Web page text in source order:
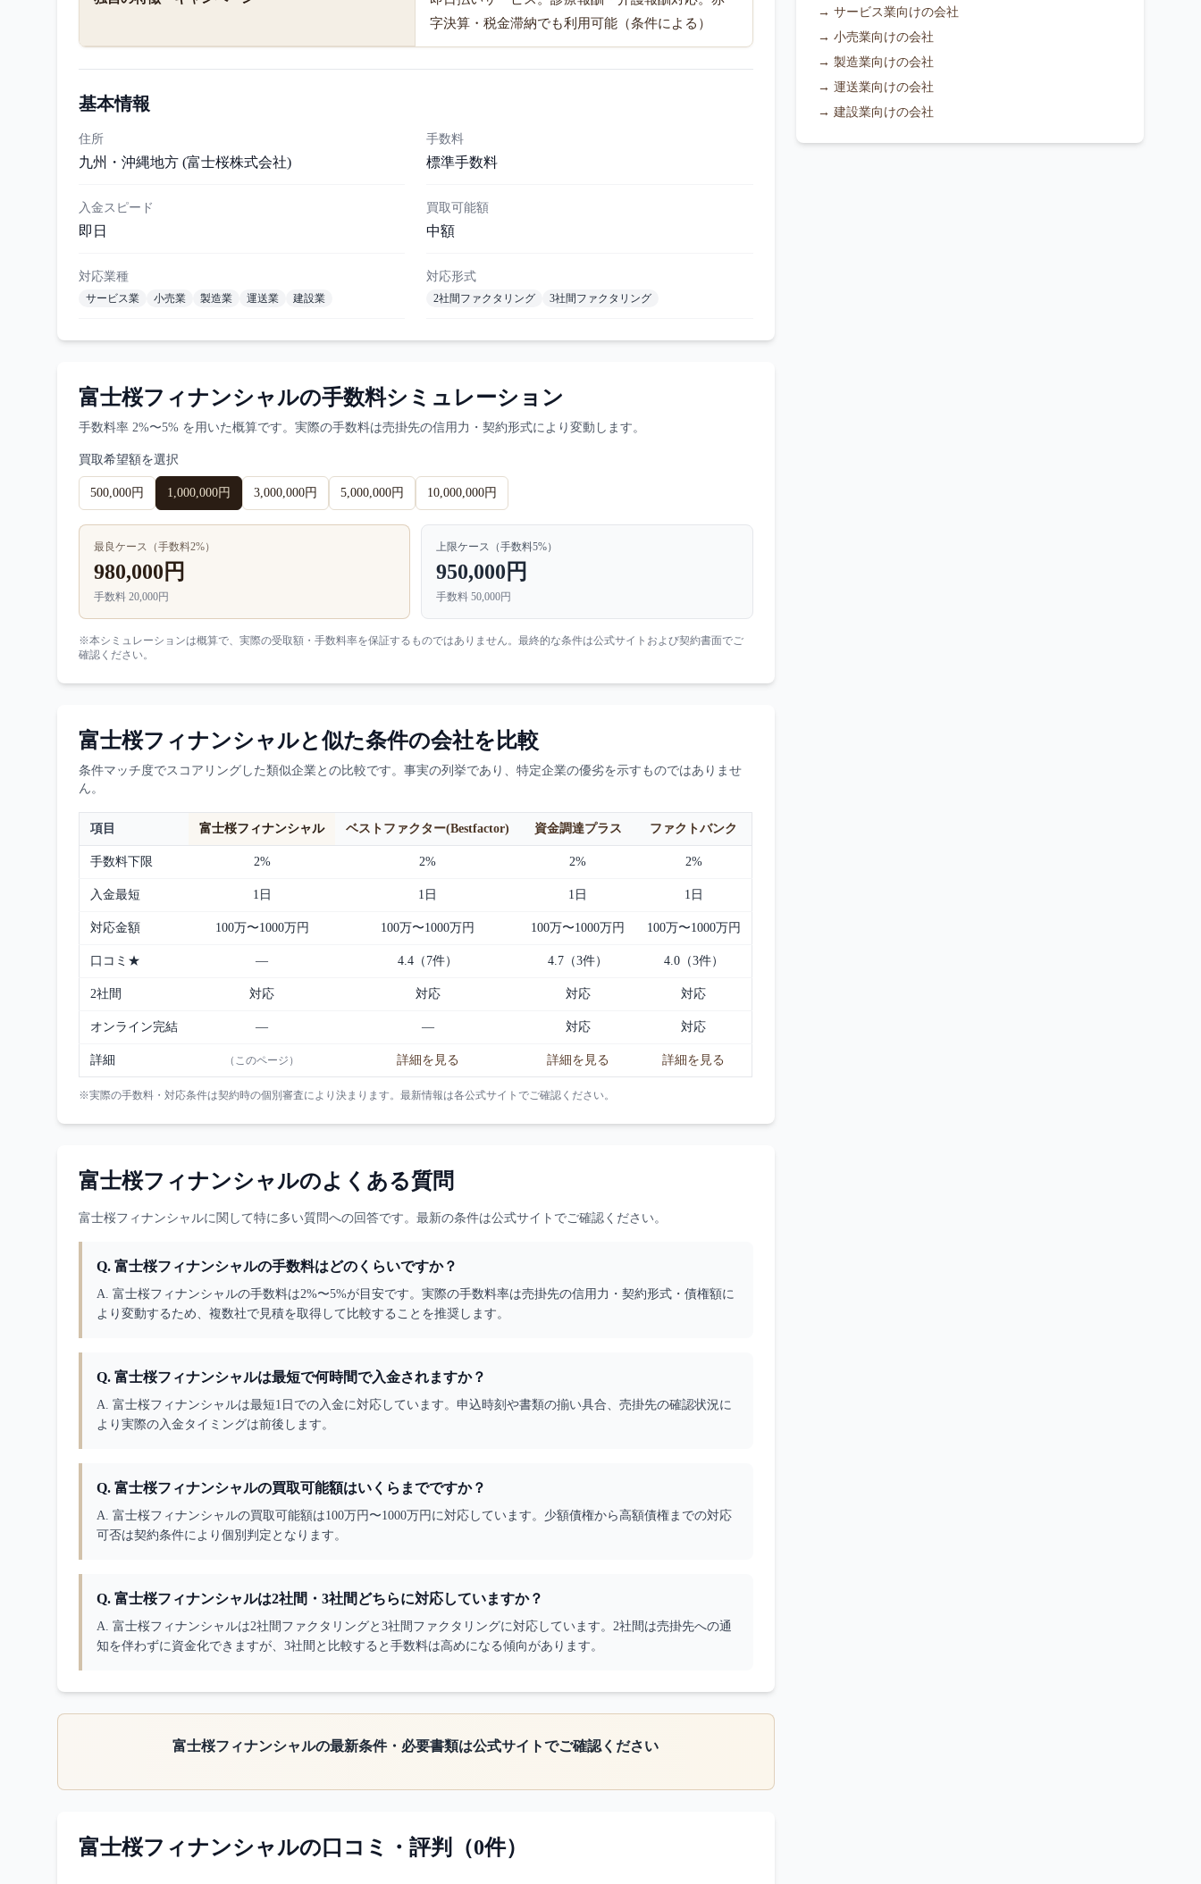
字決算・税金滞納でも利用可能（条件による）
基本情報
住所
九州・沖縄地方 (富士桜株式会社)
手数料
標準手数料
入金スピード
即日
買取可能額
中額
対応業種
サービス業 小売業 製造業 運送業 建設業
対応形式
2社間ファクタリング 3社間ファクタリング
富士桜フィナンシャルの手数料シミュレーション
手数料率 2%〜5% を用いた概算です。実際の手数料は売掛先の信用力・契約形式により変動します。
買取希望額を選択
500,000円 1,000,000円 3,000,000円 5,000,000円 10,000,000円
最良ケース（手数料2%）
980,000円
手数料 20,000円
上限ケース（手数料5%）
950,000円
手数料50,000円
※本シミュレーションは概算で、実際の受取額・手数料率を保証するものではありません。最終的な条件は公式サイトおよび契約書面でご
確認ください。
富士桜フィナンシャルと似た条件の会社を比較
条件マッチ度でスコアリングした類似企業との比較です。事実の列挙であり、特定企業の優劣を示すものではありませ
ん。
項目 富士桜フィナンシャル ベストファクター(Bestfactor) 資金調達プラス ファクトバンク
手数料下限 2% 2% 2% 2%
入金最短 1日 1日 1日 1日
対応金額 100万〜1000万円 100万〜1000万円 100万〜1000万円 100万〜1000万円
口コミ★ — 4.4（7件） 4.7（3件） 4.0（3件）
2社間 対応 対応 対応 対応
オンライン完結 — — 対応 対応
詳細 （このページ） 詳細を見る 詳細を見る 詳細を見る
※実際の手数料・対応条件は契約時の個別審査により決まります。最新情報は各公式サイトでご確認ください。
富士桜フィナンシャルのよくある質問
富士桜フィナンシャルに関して特に多い質問への回答です。最新の条件は公式サイトでご確認ください。
Q. 富士桜フィナンシャルの手数料はどのくらいですか？
A. 富士桜フィナンシャルの手数料は2%〜5%が目安です。実際の手数料率は売掛先の信用力・契約形式・債権額に
より変動するため、複数社で見積を取得して比較することを推奨します。
Q. 富士桜フィナンシャルは最短で何時間で入金されますか？
A. 富士桜フィナンシャルは最短1日での入金に対応しています。申込時刻や書類の揃い具合、売掛先の確認状況に
より実際の入金タイミングは前後します。
Q. 富士桜フィナンシャルの買取可能額はいくらまでですか？
A. 富士桜フィナンシャルの買取可能額は100万円〜1000万円に対応しています。少額債権から高額債権までの対応
可否は契約条件により個別判定となります。
Q. 富士桜フィナンシャルは2社間・3社間どちらに対応していますか？
A. 富士桜フィナンシャルは2社間ファクタリングと3社間ファクタリングに対応しています。2社間は売掛先への通
知を伴わずに資金化できますが、3社間と比較すると手数料は高めになる傾向があります。
富士桜フィナンシャルの最新条件・必要書類は公式サイトでご確認ください
富士桜フィナンシャルの口コミ・評判（0件）
→ サービス業向けの会社
→ 小売業向けの会社
→ 製造業向けの会社
→ 運送業向けの会社
→ 建設業向けの会社